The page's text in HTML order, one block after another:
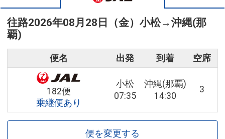
往路2026年08月28日（金） 小松→沖縄(那
覇)
便名 出発 到着 空席
182便
乗継便あり
小松
07:35
沖縄(那覇)
14:30
3
便を変更する